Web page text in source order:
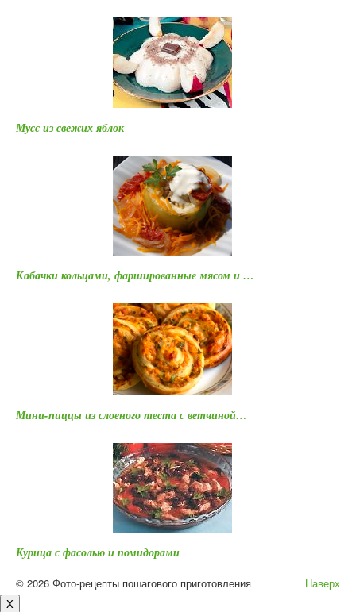
X
Мусс из свежих яблок
Кабачки кольцами, фаршированные мясом и …
Мини-пиццы из слоеного теста с ветчиной…
Курица с фасолью и помидорами
Наверх
© 2026 Фото-рецепты пошагового приготовления